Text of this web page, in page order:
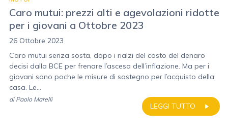
Caro mutui: prezzi alti e agevolazioni ridotte
per i giovani a Ottobre 2023
26 Ottobre 2023
Caro mutui senza sosta, dopo i rialzi del costo del denaro
decisi dalla BCE per frenare l’ascesa dell’inflazione. Ma per i
giovani sono poche le misure di sostegno per l’acquisto della
casa. Le...
LEGGI TUTTO
di Paolo Marelli